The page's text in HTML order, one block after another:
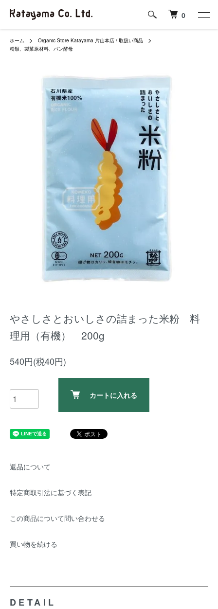
0
ホーム
Organic Store Katayama 片山本店 / 取扱い商品
粉類、製菓原材料、パン酵母
やさしさとおいしさの詰まった米粉 料
理用（有機） 200g
540円(税40円)
カートに入れる
返品について
特定商取引法に基づく表記
この商品について問い合わせる
買い物を続ける
DETAIL